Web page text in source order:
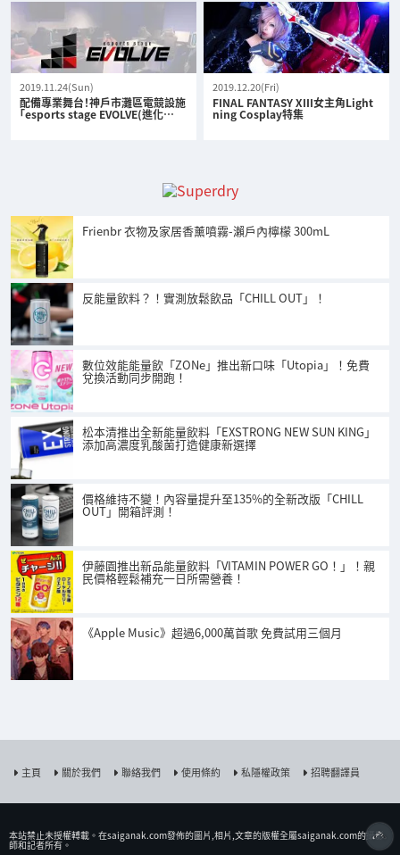
2019.11.24(Sun)
配備專業舞台！神戶市灘區電競設施
「esports stage EVOLVE(進化…
2019.12.20(Fri)
FINAL FANTASY XIII女主角Light
ning Cosplay特集
Frienbr 衣物及家居香薰噴霧-瀨戶內檸檬 300mL
反能量飲料？！實測放鬆飲品「CHILL OUT」！
數位效能能量飲「ZONe」推出新口味「Utopia」！免費
兌換活動同步開跑！
松本清推出全新能量飲料「EXSTRONG NEW SUN KING」
添加高濃度乳酸菌打造健康新選擇
價格維持不變！內容量提升至135%的全新改版「CHILL
OUT」開箱評測！
伊藤園推出新品能量飲料「VITAMIN POWER GO！」！親
民價格輕鬆補充一日所需營養！
《Apple Music》超過6,000萬首歌 免費試用三個月
主頁 關於我們 聯絡我們 使用條約 私隱權政策 招聘翻譯員
本站禁止未授權𨍭載。在saiganak.com發佈的圖片,相片,文章的版權全屬saiganak.com的攝影
師和記者所有。